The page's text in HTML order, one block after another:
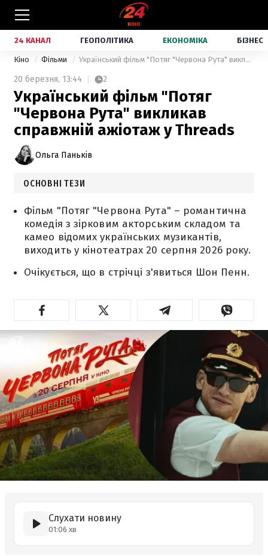
24 КАНАЛ ГЕОПОЛІТИКА ЕКОНОМІКА БІЗНЕС
Кіно Фільми Український фільм "Потяг "Червона Рута" викликав справжній ажіотаж у Threads
20 березня, 13:44 2
Український фільм "Потяг
"Червона Рута" викликав
справжній ажіотаж у Threads
Ольга Паньків
ОСНОВНІ ТЕЗИ
Фільм "Потяг "Червона Рута" – романтична
комедія з зірковим акторським складом та
камео відомих українських музикантів,
виходить у кінотеатрах 20 серпня 2026 року.
Очікується, що в стрічці з'явиться Шон Пенн.
Слухати новину
01:06 хв